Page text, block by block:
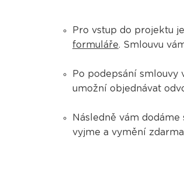
Pro vstup do projektu
formuláře. Smlouvu
Po podepsání smlouvy
umožní objednávat
Následně vám
vyjme a vymění zdarma